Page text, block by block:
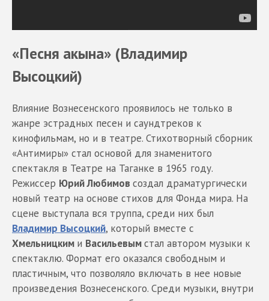
«Песня акына» (Владимир
Высоцкий)
Влияние Вознесенского проявилось не только в
жанре эстрадных песен и саундтреков к
кинофильмам, но и в театре. Стихотворный сборник
«Антимиры» стал основой для знаменитого
спектакля в Театре на Таганке в 1965 году.
Режиссер Юрий Любимов создал драматургически
новый театр на основе стихов для Фонда мира. На
сцене выступала вся труппа, среди них был
Владимир Высоцкий, который вместе с
Хмельницким и Васильевымстал автором музыки к
спектаклю. Формат его оказался свободным и
пластичным, что позволяло включать в нее новые
произведения Вознесенского. Среди музыки, внутри